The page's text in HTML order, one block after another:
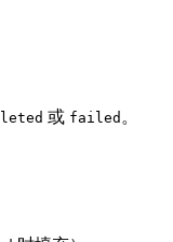
或 failed 。